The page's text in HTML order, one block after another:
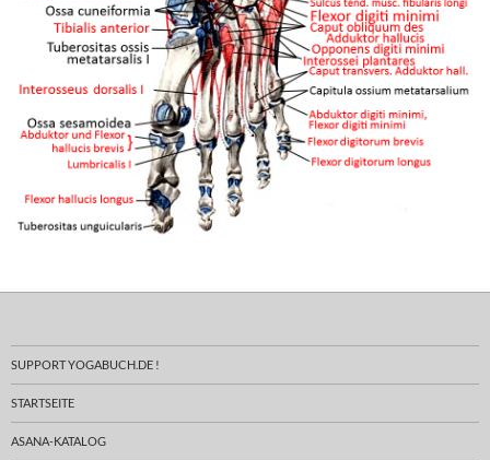
SUPPORT YOGABUCH.DE !
STARTSEITE
ASANA-KATALOG